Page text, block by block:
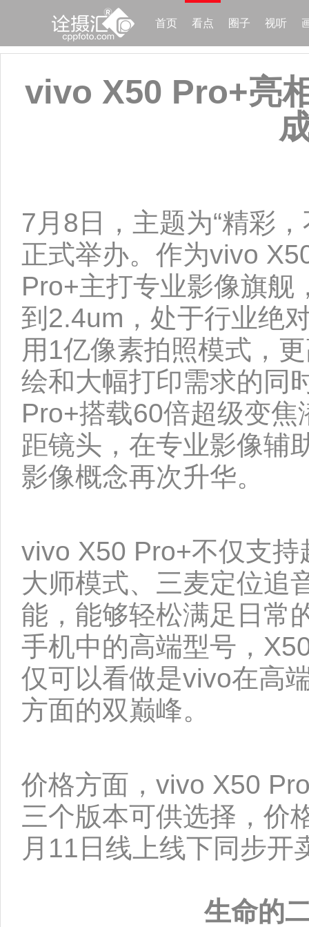
首页 看点 圈子 视听
vivo X50 Pro+亮
7月8日，主题为“精彩
正式举办。作为vivo
Pro+主打专业影像旗舰
到2.4um，处于行业绝
用1亿像素拍照模式，
绘和大幅打印需求的同
Pro+搭载60倍超级变
距镜头，在专业影像辅
影像概念再次升华。
vivo X50 Pro+不仅支
大师模式、三麦定位追
能，能够轻松满足日常
手机中的高端型号，
仅可以看做是vivo在高
方面的双巅峰。
价格方面，vivo X50
三个版本可供选择，价
月11日线上线下同步开
生命的